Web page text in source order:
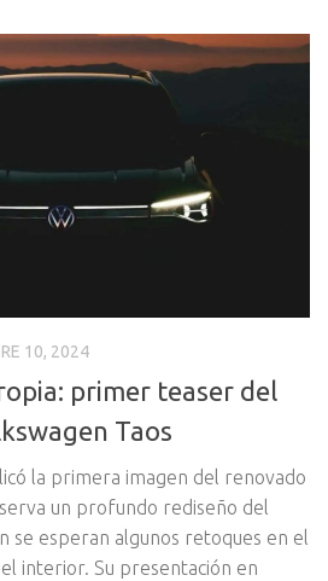
10, 2024
primer teaser del
Taos
la primera imagen del renovado
un profundo rediseño del
se esperan algunos retoques en el
interior. Su presentación en